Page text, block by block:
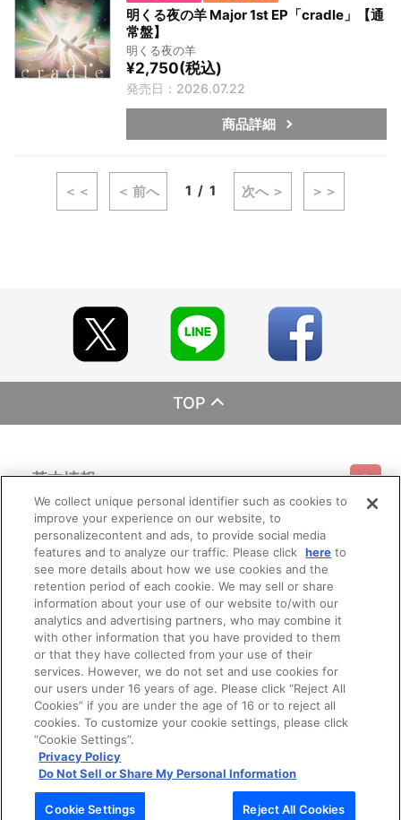
明くる夜の羊 Major 1st EP「cradle」【通
常盤】
明くる夜の羊
¥2,750(税込)
発売日：2026.07.22
商品詳細
＜＜ ＜ 前へ 1 1 次へ ＞ ＞＞
TOP
基本情報
利用規約 特定商取引法に基づく表示 プライバシーポリシー
プライバシーオプション 会社概要
ご利用情報
ご利用ガイド サイトマップ お問い合わせ
Do Not Sell or Share My Personal Information
会員メニュー
ログイン 会員規約 新規会員登録
その他のご案内
公式X バンダイナムコフィルムワークス
© Bandai Namco Filmworks Inc. All Rights Reserved.
We collect unique personal identifier such as cookies to
improve your experience on our website, to
personalizecontent and ads, to provide social media
features and to analyze our traffic. Please click here to
see more details about how we use cookies and the
retention period of each cookie. We may sell or share
information about your use of our website to/with our
analytics and advertising partners, who may combine it
with other information that you have provided to them
or that they have collected from your use of their
services. However, we do not set and use cookies for
our users under 16 years of age. Please click “Reject All
Cookies” if you are under the age of 16 or to reject all
cookies. To customize your cookie settings, please click
“Cookie Settings”.
Privacy Policy
Do Not Sell or Share My Personal Information
Cookie Settings Reject All Cookies